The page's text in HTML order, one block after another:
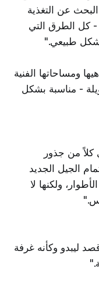
عن التغذية
- كل الطرق التي
طبيعي."
ومساحاتها الفنية
- مناسبة بشكل
كلاً من جذور
الجيل الجديد
ولكنها لا
ليبدو وكأنه غرفة